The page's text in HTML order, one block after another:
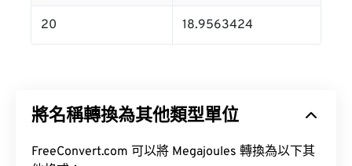
20 18.9563424
將名稱轉換為其他類型單位
FreeConvert.com 可以將 Megajoules 轉換為以下其